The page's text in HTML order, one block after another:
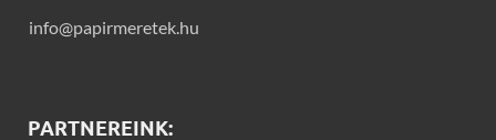
info@papirmeretek.hu
PARTNEREINK: